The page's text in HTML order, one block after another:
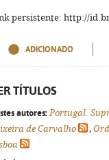
persistente: http://
ADICIONADO
TÍTULOS
autores:Portugal.
de Carvalho
,